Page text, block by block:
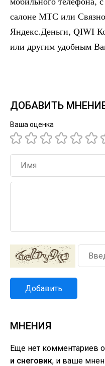
салоне МТС или
Яндекс.Деньги, QIWI
или другим удобным
ДОБАВИТЬ
Ваша оценка
Добавить
МНЕНИЯ
Еще нет комментариев
и снеговик, и ваше